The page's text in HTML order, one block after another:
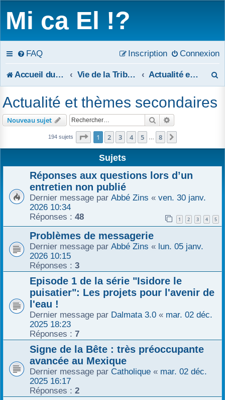
Mi ca El !?
FAQ Connexion
Inscription
Accueil du forum Vie de la Tribune Actualité et thèmes secondaires
e
r
Actualité et thèmes secondaires
Nouveau sujet Rechercher
194 sujets Page 1sur8
1 2 3 4 5 8
Sujets
Réponses aux questions lors d’un
entretien non publié
Dernier message par Abbé Zins « ven. 30 janv.
2026 10:34
Réponses : 48 1 2 3 4 5
Problèmes de messagerie
Dernier message par Abbé Zins « lun. 05 janv.
2026 10:15
Réponses : 3
Episode 1 de la série "Isidore le
puisatier": Les projets pour l'avenir de
l'eau !
Dernier message par Dalmata 3.0 « mar. 02 déc.
2025 18:23
Réponses : 7
Signe de la Bête : très préoccupante
avancée au Mexique
Dernier message par Catholique « mar. 02 déc.
2025 16:17
Réponses : 2